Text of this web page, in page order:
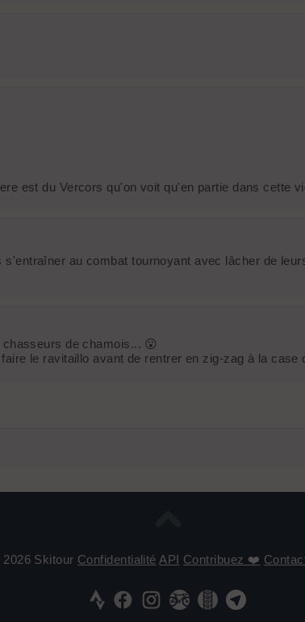
est du Vercors qu'on voit qu'en partie dans cette
au combat tournoyant avec lâcher de
de chamois... 😮
le ravitaillo avant de rentrer en zig-zag à la case
Skitour Confidentialité API Contribuez ❤️